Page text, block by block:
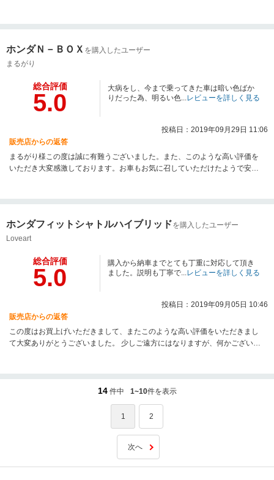
ホンダＮ－ＢＯＸ を購入したユーザー
まるがり
総合評価
5.0
大病をし、今まで乗ってきた車は暗い色ばか
りだった為、明るい色...レビューを詳しく見る
投稿日：2019年09月29日 11:06
販売店からの返答
まるがり様この度は誠に有難うございました。また、このような高い評価を
いただき大変感激しております。お車もお気に召していただけたようで安心
つもりですので、引き続き宜しくお願いいたします。どうもありがとうござ
ホンダフィットシャトルハイブリッドを購入したユーザー
Loveart
総合評価
5.0
購入から納車までとても丁重に対応して頂き
ました。説明も丁寧で...レビューを詳しく見る
投稿日：2019年09月05日 10:46
販売店からの返答
この度はお買上げいただきまして、またこのような高い評価をいただきまし
て大変ありがとうございました。 少しご遠方にはなりますが、何かございま
14 件中 1~10件を表示
1 2
次へ